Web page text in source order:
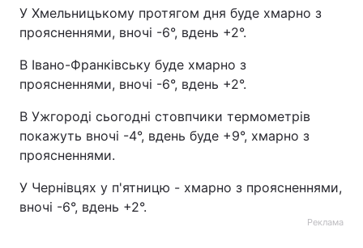
У Хмельницькому протягом дня буде хмарно з
проясненнями, вночі -6°, вдень +2°.
В Івано-Франківську буде хмарно з
проясненнями, вночі -6°, вдень +2°.
В Ужгороді сьогодні стовпчики термометрів
покажуть вночі -4°, вдень буде +9°, хмарно з
проясненнями.
У Чернівцях у п'ятницю - хмарно з проясненнями,
вночі -6°, вдень +2°.
Реклама